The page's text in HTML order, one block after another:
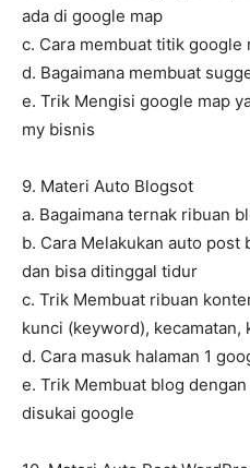
ada di google map
c. Cara membuat titik google
d. Bagaimana membuat
e. Trik Mengisi google map
my bisnis
9. Materi Auto Blogsot
a. Bagaimana ternak ribuan
b. Cara Melakukan auto post
dan bisa ditinggal tidur
c. Trik Membuat ribuan
kunci (keyword),
d. Cara masuk halaman 1
e. Trik Membuat blog
disukai google